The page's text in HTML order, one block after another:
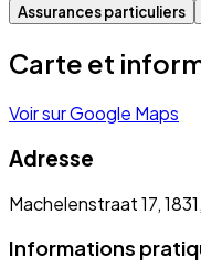
Assurances particuliers
Carte et
Voir sur Google Maps
Adresse
Machelenstraat 17,
Informations